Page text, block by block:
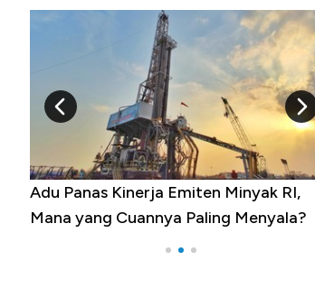
Adu Panas Kinerja Emiten Minyak RI,
Mana yang Cuannya Paling Menyala?